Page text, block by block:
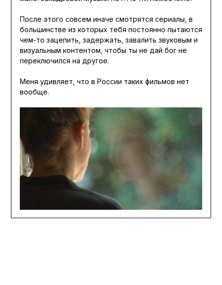
После этого совсем иначе смотрятся сериалы, в
большинстве из которых тебя постоянно пытаются
чем-то зацепить, задержать, завалить звуковым и
визуальным контентом, чтобы ты не дай бог не
переключился на другое.
Меня удивляет, что в России таких фильмов нет
вообще.